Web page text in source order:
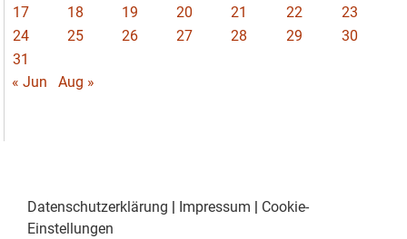
17
18 19 20 21 22
23
24
25 26 27 28 29
30
31
« Jun
Aug »
Datenschutzerklärung Impressum
Cookie-
Einstellungen